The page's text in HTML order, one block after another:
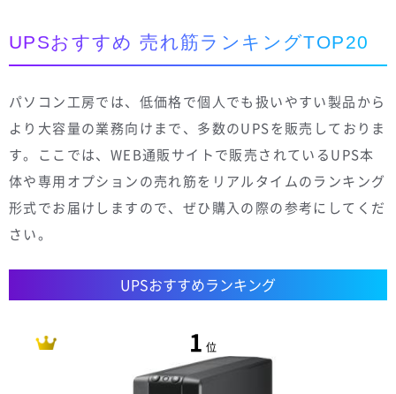
UPSおすすめ 売れ筋ランキングTOP20
パソコン工房では、低価格で個人でも扱いやすい製品から
より大容量の業務向けまで、多数のUPSを販売しておりま
す。ここでは、WEB通販サイトで販売されているUPS本
体や専用オプションの売れ筋をリアルタイムのランキング
形式でお届けしますので、ぜひ購入の際の参考にしてくだ
さい。
UPSおすすめランキング
1 位